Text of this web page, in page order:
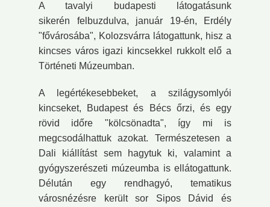
A tavalyi budapesti látogatásunk
sikerén felbuzdulva, január 19-én, Erdély
"fővárosába", Kolozsvárra látogattunk, hisz a
kincses város igazi kincsekkel rukkolt elő a
Történeti Múzeumban.
A legértékesebbeket, a szilágysomlyói
kincseket, Budapest és Bécs őrzi, és egy
rövid időre "kölcsönadta", így mi is
megcsodálhattuk azokat. Természetesen a
Dali kiállítást sem hagytuk ki, valamint a
gyógyszerészeti múzeumba is ellátogattunk.
Délután egy rendhagyó, tematikus
városnézésre került sor Sipos Dávid és